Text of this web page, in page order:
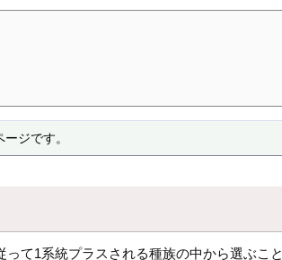
ジです。
て1系統プラスされる種族の中から選ぶこと